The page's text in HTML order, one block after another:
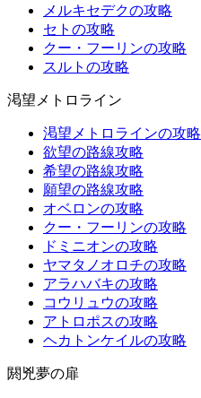
メルキセデクの攻略
セトの攻略
クー・フーリンの攻略
スルトの攻略
渇望メトロライン
渇望メトロラインの攻略
欲望の路線攻略
希望の路線攻略
願望の路線攻略
オベロンの攻略
クー・フーリンの攻略
ドミニオンの攻略
ヤマタノオロチの攻略
アラハバキの攻略
コウリュウの攻略
アトロポスの攻略
ヘカトンケイルの攻略
閼兇夢の扉